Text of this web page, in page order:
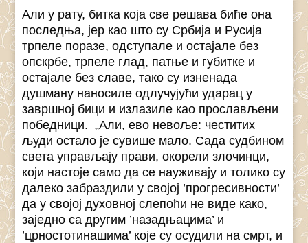
Али у рату, битка која све решава биће она
последња, јер као што су Србија и Русија
трпеле поразе, одступале и остајале без
опскрбе, трпеле глад, патње и губитке и
остајале без славе, тако су изненада
душману наносиле одлучујући ударац у
завршној бици и излазиле као прослављени
победници. „Али, ево невоље: честитих
људи остало је сувише мало. Сада судбином
света управљају прави, окорели злочинци,
који настоје само да се науживају и толико су
далеко забраздили у својој ’прогресивности’
да у својој духовној слепоћи не виде како,
заједно са другим ’назадњацима’ и
’црностотинашима’ које су осудили на смрт, и